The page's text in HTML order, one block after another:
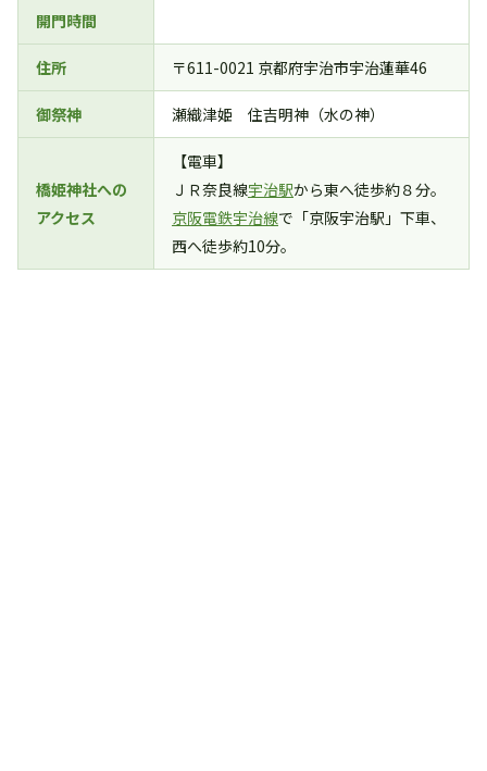
開門時間
住所 〒611-0021 京都府宇治市宇治蓮華46
御祭神 瀬織津姫 住吉明神（水の神）
橋姫神社への
アクセス
【電車】
ＪＲ奈良線宇治駅から東へ徒歩約８分。
京阪電鉄宇治線で「京阪宇治駅」下車、
西へ徒歩約10分。